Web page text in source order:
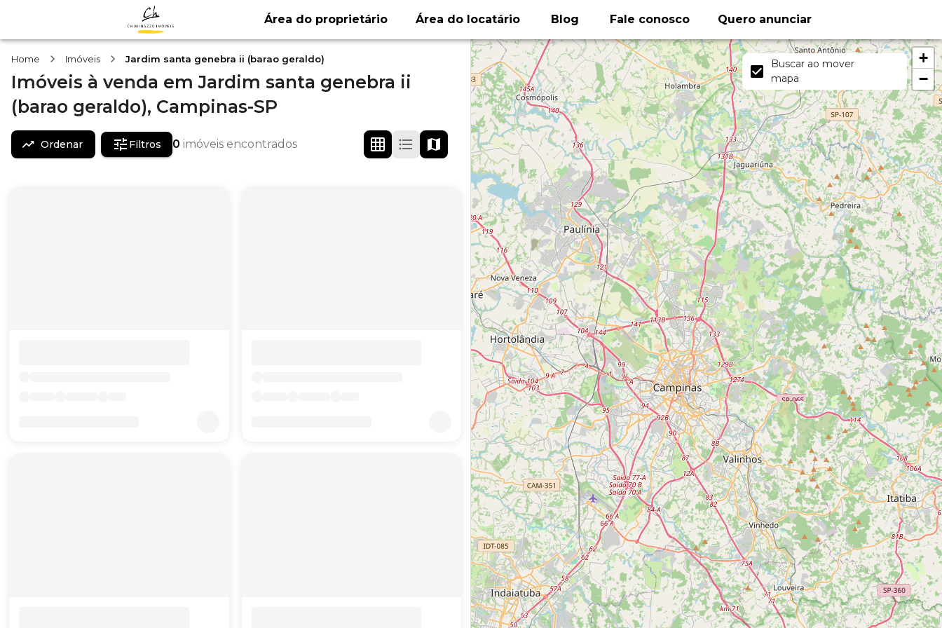
Área do proprietário Área do locatário Blog Fale conosco Quero anunciar
Home Imóveis Jardim santa genebra ii (barao geraldo)
Imóveis à venda emJardim santa genebra ii
(barao geraldo), Campinas-SP
Ordenar Filtros 0 imóveis encontrados
+
−
Buscar ao mover
mapa